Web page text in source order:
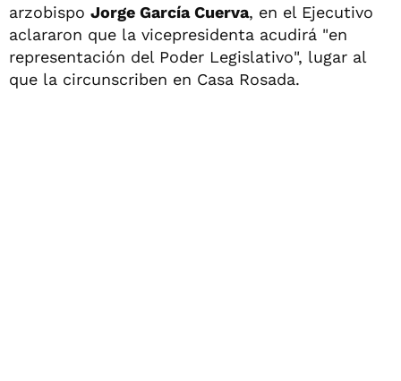
arzobispo Jorge García Cuerva, en el Ejecutivo
aclararon que la vicepresidenta acudirá "en
representación del Poder Legislativo", lugar al
que la circunscriben en Casa Rosada.